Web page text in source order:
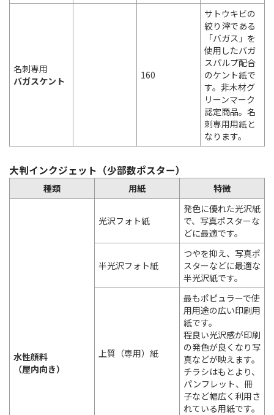
名刺専用
バガスケント
160
サトウキビの
絞り滓である
「バガス」を
使用したバガ
スパルプ配合
のケント紙で
す。非木材グ
リーンマーク
認定商品。名
刺専用用紙と
なります。
大判インクジェット（少部数ポスター）
種類 用紙 特徴
水性顔料
（屋内向き）
光沢フォト紙
発色に優れた光沢紙
で、写真ポスターな
どに最適です。
半光沢フォト紙
つやを抑え、写真ポ
スターなどに最適な
半光沢紙です。
上質（専用）紙
最もポピュラーで使
用用途の広い印刷用
紙です。
程良い光沢感が印刷
の発色が良くなり写
真などが映えます。
チラシはもとより、
パンフレット、冊
子など幅広く利用さ
れている用紙です。